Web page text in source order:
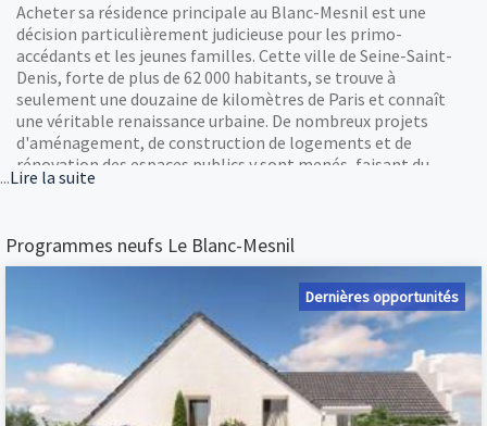
Acheter sa résidence principale au Blanc-Mesnil est une
décision particulièrement judicieuse pour les primo-
accédants et les jeunes familles. Cette ville de Seine-Saint-
Denis, forte de plus de 62 000 habitants, se trouve à
seulement une douzaine de kilomètres de Paris et connaît
une véritable renaissance urbaine. De nombreux projets
d'aménagement, de construction de logements et de
rénovation des espaces publics y sont menés, faisant du
Blanc-Mesnil une commune attractive et tournée vers
exceptionnelle à la capitale et aux pôles d'emploi majeurs.
L'accessibilité est l'un des fers de lance de la commune. Deux
gares du RER B sont à proximité, dont l'une sur le territoire
voisin de Drancy à seulement cinq minutes du centre, et
l'autre au sud près du quartier Sémard. Ces liaisons
ferroviaires permettent de gagner le centre de Paris en une
petite vingtaine de minutes. Mais ce qui va véritablement
transformer Le Blanc-Mesnil, c'est l'arrivée du Grand Paris
...Lire la suite
Programmes neufs Le Blanc-Mesnil
Dernières opportunités